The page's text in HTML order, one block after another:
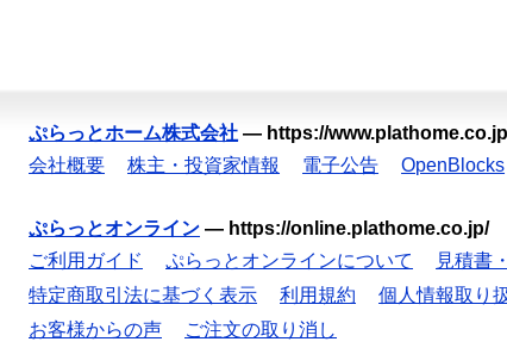
ぷらっとホーム株式会社 — https://
会社概要
株主・投資家情報 電子公告 OpenBlocks
ぷらっとオンライン — https://online.plathome.co.jp/
ご利用ガイド
ぷらっとオンラインについて 見積書
特定商取引法に基づく表示
利用規約 個人情報取り
お客様からの声
ご注文の取り消し